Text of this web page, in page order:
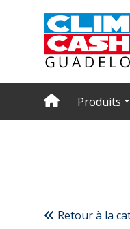
Produits
Retour à la